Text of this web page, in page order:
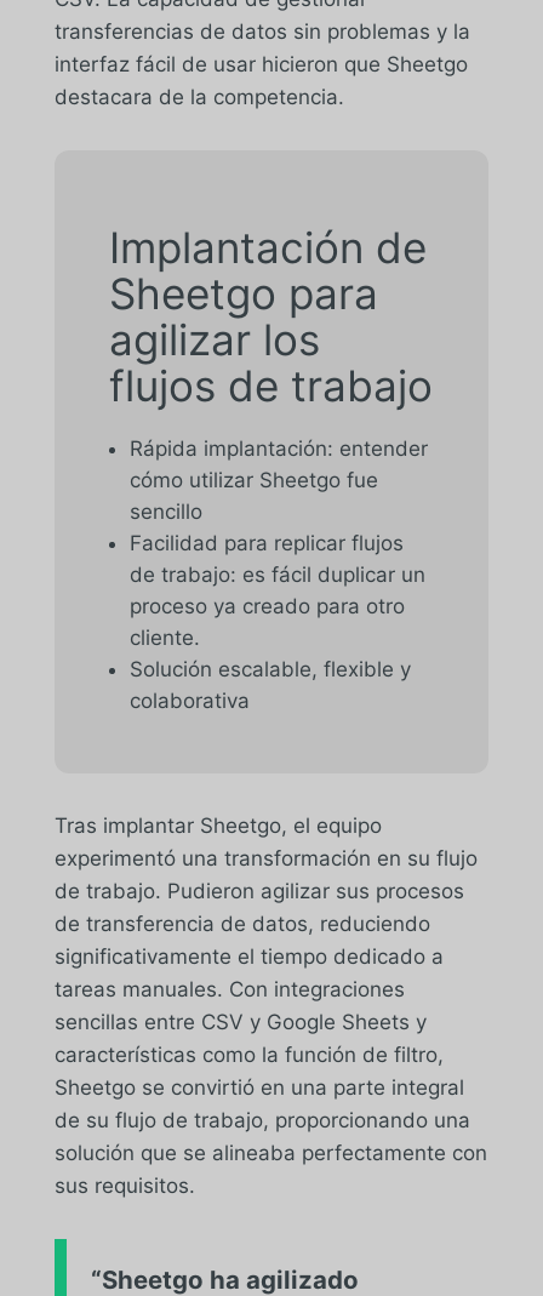
transferencias de datos sin problemas y la
interfaz fácil de usar hicieron que Sheetgo
destacara de la competencia.
Implantación de
Sheetgo para
agilizar los
flujos de trabajo
Rápida implantación: entender
cómo utilizar Sheetgo fue
sencillo
Facilidad para replicar flujos
de trabajo: es fácil duplicar un
proceso ya creado para otro
cliente.
Solución escalable, flexible y
colaborativa
Tras implantar Sheetgo, el equipo
experimentó una transformación en su flujo
de trabajo. Pudieron agilizar sus procesos
de transferencia de datos, reduciendo
significativamente el tiempo dedicado a
tareas manuales. Con integraciones
sencillas entre CSV y Google Sheets y
características como la función de filtro,
Sheetgo se convirtió en una parte integral
de su flujo de trabajo, proporcionando una
solución que se alineaba perfectamente con
sus requisitos.
“Sheetgo ha agilizado